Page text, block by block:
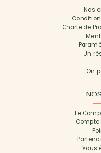
Nos
Charte de
Un
On
Le
Compte
Vous